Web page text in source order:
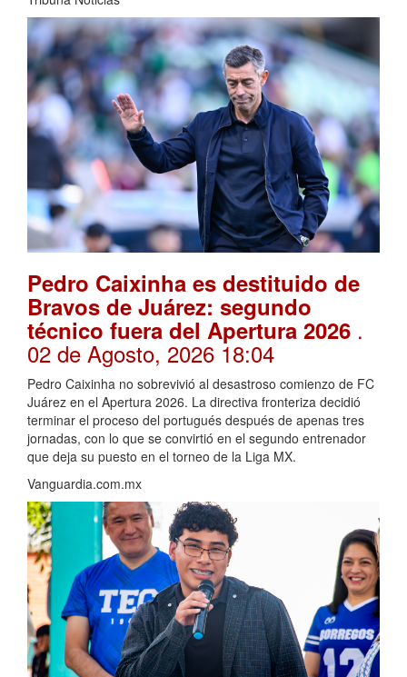
Pedro Caixinha es destituido de
Bravos de Juárez: segundo
técnico fuera del Apertura 2026 .
02 de Agosto, 2026 18:04
Pedro Caixinha no sobrevivió al desastroso comienzo de FC
Juárez en el Apertura 2026. La directiva fronteriza decidió
terminar el proceso del portugués después de apenas tres
jornadas, con lo que se convirtió en el segundo entrenador
que deja su puesto en el torneo de la Liga MX.
Vanguardia.com.mx